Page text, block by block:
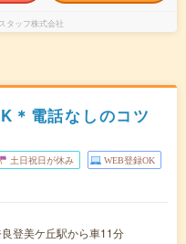
タッフ株式会社
＊電話なしのコツ
土日祝日が休み WEB登録OK
登美ケ丘駅から車11分